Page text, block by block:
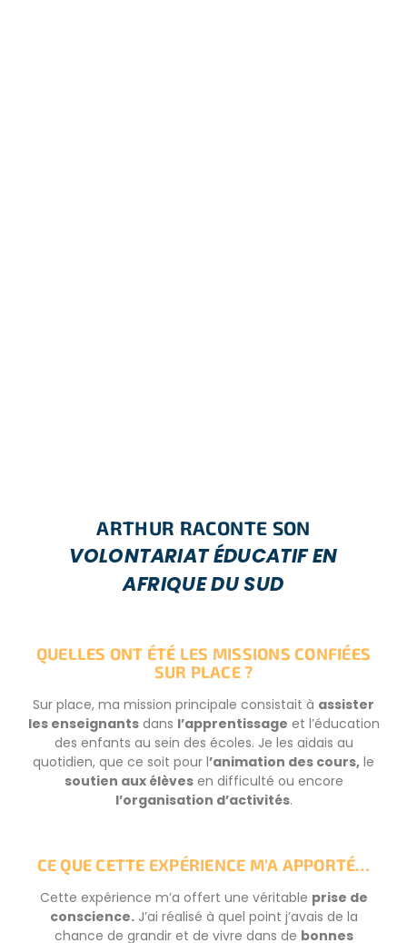
ARTHUR RACONTE SON
VOLONTARIAT ÉDUCATIF EN
AFRIQUE DU SUD
QUELLES ONT ÉTÉ LES MISSIONS CONFIÉES
SUR PLACE ?
Sur place, ma mission principale consistait à assister
les enseignantsdans l’apprentissage et l’éducation
des enfants au sein des écoles. Je les aidais au
quotidien, que ce soit pour l’animation des cours, le
soutien aux élèvesen difficulté ou encore
l’organisation d’activités.
CE QUE CETTE EXPÉRIENCE M’A APPORTÉ…
Cette expérience m’a offert une véritable prise de
conscience.J’ai réalisé à quel point j’avais de la
chance de grandir et de vivre dans de bonnes